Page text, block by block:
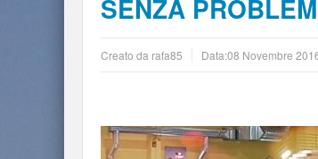
SENZA
Creato da rafa85 Data:08 Novembre